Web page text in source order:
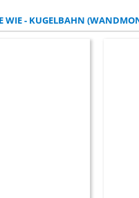
WIE - KUGELBAHN